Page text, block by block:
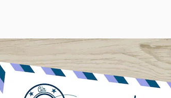
Produits